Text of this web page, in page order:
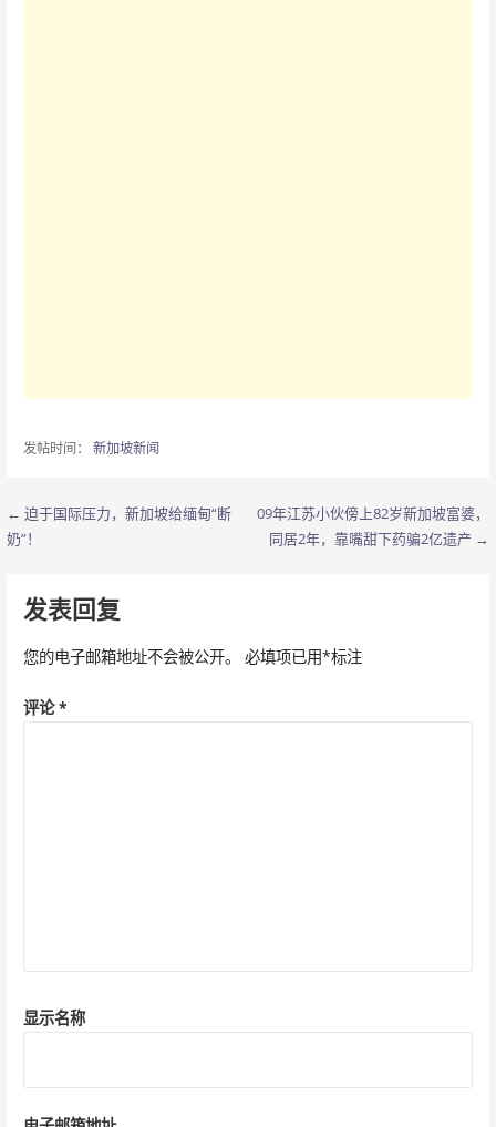
发帖时间： 新加坡新闻
文
导
航
← 迫于国际压力，新加坡给缅甸“断
奶”！
09年江苏小伙傍上82岁新加坡富婆，
同居2年，靠嘴甜下药骗2亿遗产 →
发表回复
您的电子邮箱地址不会被公开。 必填项已用*标注
评论*
显示名称